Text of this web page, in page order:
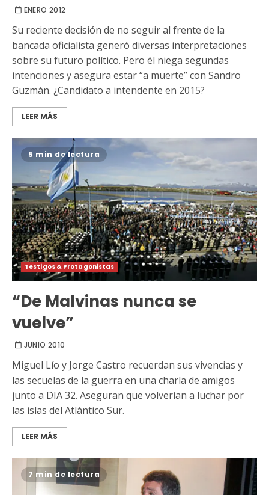
ENERO 2012
Su reciente decisión de no seguir al frente de la
bancada oficialista generó diversas interpretaciones
sobre su futuro político. Pero él niega segundas
intenciones y asegura estar “a muerte” con Sandro
Guzmán. ¿Candidato a intendente en 2015?
LEER MÁS
5 min de lectura
Testigos & Protagonistas
“De Malvinas nunca se
vuelve”
JUNIO 2010
Miguel Lío y Jorge Castro recuerdan sus vivencias y
las secuelas de la guerra en una charla de amigos
junto a DIA 32. Aseguran que volverían a luchar por
las islas del Atlántico Sur.
LEER MÁS
7 min de lectura